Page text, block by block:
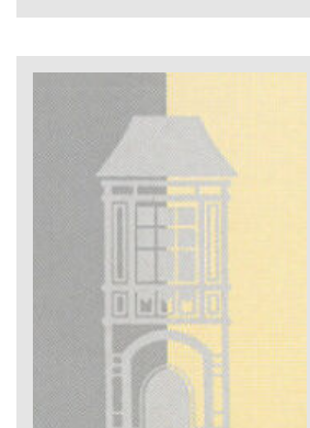
Presse Links
EINE WEBSITE DES VERBUNDES
MUSEEN